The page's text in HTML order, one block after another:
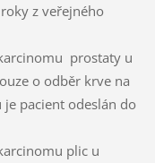
z veřejného
prostaty u
o odběr krve na
pacient odeslán do
plic u